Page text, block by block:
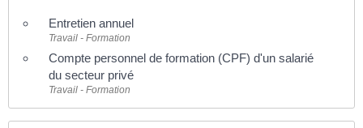
Entretien annuel
Travail - Formation
Compte personnel de formation (CPF) d'un salarié
du secteur privé
Travail - Formation